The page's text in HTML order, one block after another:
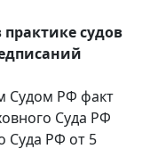
судов
Судом РФ факт
Суда РФ
Суда РФ от 5